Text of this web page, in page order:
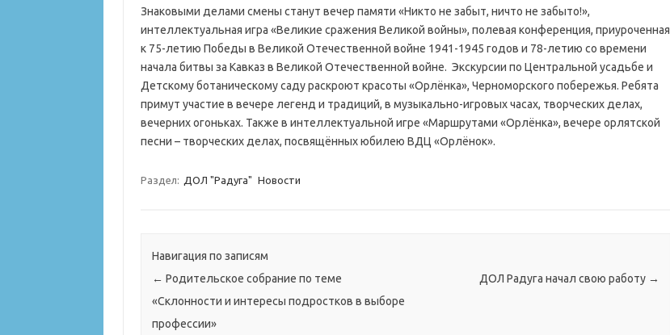
Знаковыми делами смены станут вечер памяти «Никто не забыт, ничто не забыто!»,
интеллектуальная игра «Великие сражения Великой войны», полевая конференция, приуроченная
к 75-летию Победы в Великой Отечественной войне 1941-1945 годов и 78-летию со времени
начала битвы за Кавказ в Великой Отечественной войне. Экскурсии по Центральной усадьбе и
Детскому ботаническому саду раскроют красоты «Орлёнка», Черноморского побережья. Ребята
примут участие в вечере легенд и традиций, в музыкально-игровых часах, творческих делах,
вечерних огоньках. Также в интеллектуальной игре «Маршрутами «Орлёнка», вечере орлятской
песни – творческих делах, посвящённых юбилею ВДЦ «Орлёнок».
Раздел: ДОЛ "Радуга" Новости
Навигация по записям
← Родительское собрание по теме
«Склонности и интересы подростков в выборе
профессии»
ДОЛ Радуга начал свою работу →